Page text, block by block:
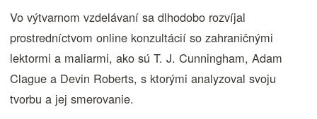
Vo výtvarnom vzdelávaní sa dlhodobo rozvíjal
prostredníctvom online konzultácií so zahraničnými
lektormi a maliarmi, ako sú T. J. Cunningham, Adam
Clague a Devin Roberts, s ktorými analyzoval svoju
tvorbu a jej smerovanie.